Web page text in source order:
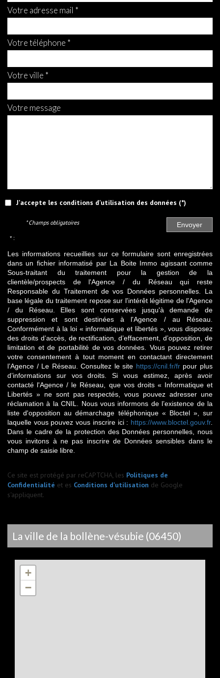
votre adresse mail *
votre téléphone *
votre ville *
votre message
J'accepte les conditions d'utilisation des données (*)
Envoyer
* Champs obligatoires
* :
Les informations recueillies sur ce formulaire sont enregistrées
dans un fichier informatisé par La Boite Immo agissant comme
Sous-traitant du traitement pour la gestion de la
clientèle/prospects de l'Agence / du Réseau qui reste
Responsable du Traitement de vos Données personnelles. La
base légale du traitement repose sur l'intérêt légitime de l'Agence
/ du Réseau. Elles sont conservées jusqu'à demande de
suppression et sont destinées à l'Agence / au Réseau.
Conformément à la loi « informatique et libertés », vous disposez
des droits d’accès, de rectification, d’effacement, d’opposition, de
limitation et de portabilité de vos données. Vous pouvez retirer
votre consentement à tout moment en contactant directement
l’Agence / Le Réseau. Consultez le site https://cnil.fr/frpour plus
d’informations sur vos droits. Si vous estimez, après avoir
contacté l'Agence / le Réseau, que vos droits « Informatique et
Libertés » ne sont pas respectés, vous pouvez adresser une
réclamation à la CNIL. Nous vous informons de l’existence de la
liste d'opposition au démarchage téléphonique « Bloctel », sur
laquelle vous pouvez vous inscrire ici : https://www.bloctel.gouv.fr.
Dans le cadre de la protection des Données personnelles, nous
vous invitons à ne pas inscrire de Données sensibles dans le
champ de saisie libre.
Ce site est protégé par reCAPTCHA, les Politiques de
Confidentialité et es Conditions d'utilisation de Google
s'appliquent.
la ville de la bollène-vésubie (06450)
+
−